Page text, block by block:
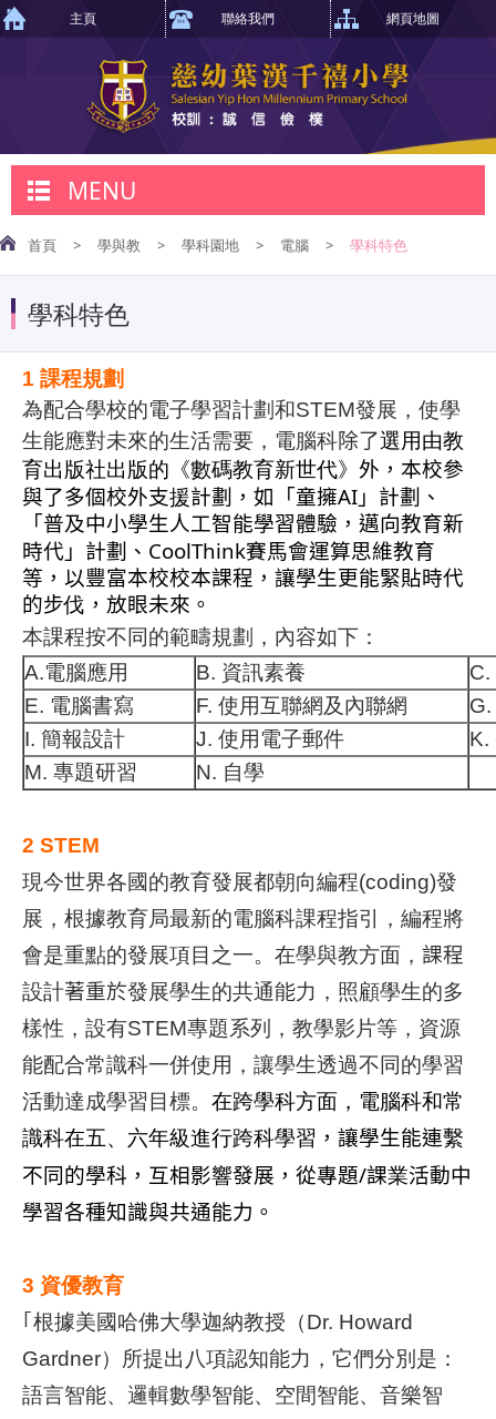
主頁 聯絡我們 網頁地圖
MENU
首頁 > 學與教 > 學科園地 > 電腦 > 學科特色
學科特色
1 課程規劃
為配合學校的電子學習計劃和STEM發展，使學
生能應對未來的生活需要，電腦科除了選用由教
育出版社出版的《數碼教育新世代》 外，本校參
與了多個校外支援計劃，如「童擁AI 」計劃、
「普及中小學生人工智能學習體驗，邁向教育新
時代」計劃、 CoolThink賽馬會運算思維教育
等，以豐富本校校本課程，讓學生更能緊貼時代
的步伐 ，放眼未來。
本課程按不同的範疇規劃，內容如下：
A.電腦應用 B. 資訊素養
E. 電腦書寫 F. 使用互聯網及內聯網
G.
I. 簡報設計 J. 使用電子郵件 K.
M. 專題研習 N. 自學
2 STEM
現今世界各國的教育發展都朝向編程(coding)發
展，根據教育局最新的電腦科課程指引，編程將
會是重點的發展項目之一。在學與教方面， 課程
設計著重於發展學生的共通能力，照顧學生的多
樣性，設有STEM專題系列，教學影片等，資源
能配合常識科一併使用，讓學生透過不同的學習
活動達成學習目標。 在跨學科方面，電腦科和常
識科在五、六年級進行跨科學習 ，讓學生能連繫
不同的學科，互相影響發展，從專題/課業活動中
學習各種知識與共通能力。
3 資優教育
｢根據美國哈佛大學迦納教授（Dr. Howard
Gardner）所提出八項認知能力，它們分別是：
語言智能、邏輯數學智能、空間智能、音樂智